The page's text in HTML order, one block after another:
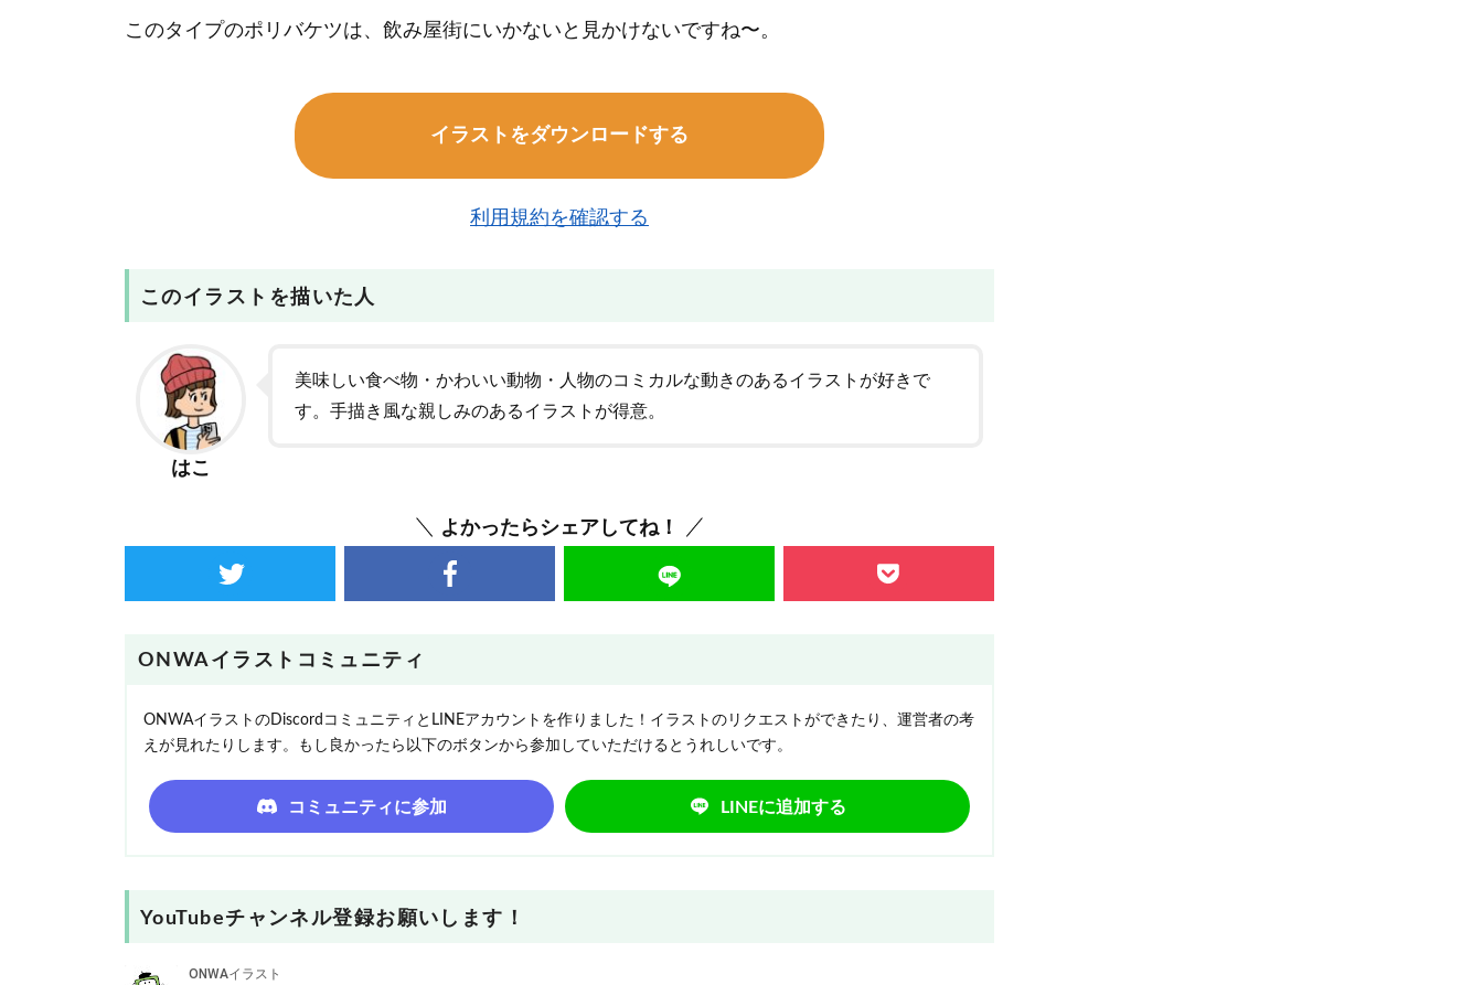
このタイプのポリバケツは、飲み屋街にいかないと見かけないですね〜。
イラストをダウンロードする
利用規約を確認する
このイラストを描いた人
はこ
美味しい食べ物・かわいい動物・人物のコミカルな動きのあるイラストが好きで
す。手描き風な親しみのあるイラストが得意。
よかったらシェアしてね！
ONWAイラストコミュニティ
ONWAイラストのDiscordコミュニティとLINEアカウントを作りました！イラストのリクエストができたり、運営者の考
えが見れたりします。もし良かったら以下のボタンから参加していただけるとうれしいです。
コミュニティに参加 LINEに追加する
YouTubeチャンネル登録お願いします！